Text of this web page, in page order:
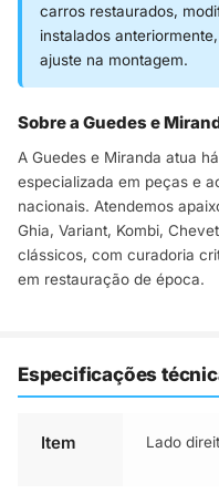
carros restaurados,
instalados
ajuste na montagem.
Sobre a Guedes e
A Guedes e Miranda atua há
especializada em peças e
nacionais. Atendemos
Ghia, Variant, Kombi,
clássicos, com curadoria
em restauração de época.
Especificações
Item Lado